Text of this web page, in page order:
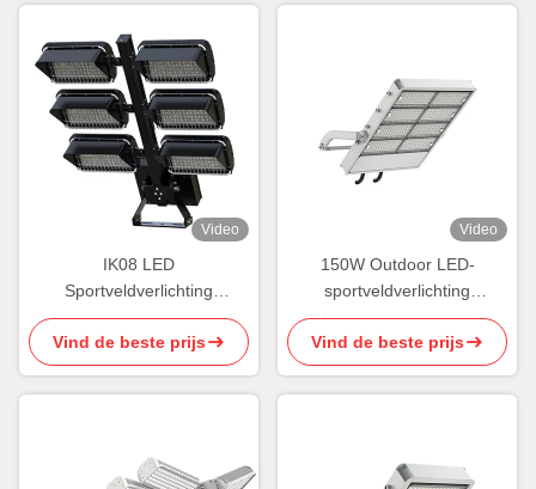
Video
IK08 LED
Sportveldverlichting
Draagbaar 1800W Draaibaar
Modulair
Vind de beste prijs
Video
150W Outdoor LED-
sportveldverlichting
Asymmetrische
gereedschapsloze driverbox
Vind de beste prijs